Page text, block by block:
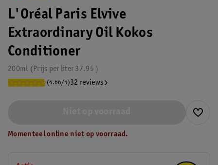
L'Oréal Paris Elvive
Extraordinary Oil Kokos
Conditioner
200ml 37.95
Prijs per liter
(4.66/5)32 reviews
Momenteel online niet op voorraad.